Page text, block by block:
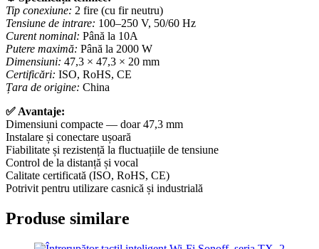
Tip conexiune: 2 fire (cu fir neutru)
Tensiune de intrare: 100–250 V, 50/60 Hz
Curent nominal: Până la 10A
Putere maximă: Până la 2000 W
Dimensiuni: 47,3 × 47,3 × 20 mm
Certificări: ISO, RoHS, CE
Țara de origine: China
✅ Avantaje:
Dimensiuni compacte — doar 47,3 mm
Instalare și conectare ușoară
Fiabilitate și rezistență la fluctuațiile de tensiune
Control de la distanță și vocal
Calitate certificată (ISO, RoHS, CE)
Potrivit pentru utilizare casnică și industrială
Produse similare